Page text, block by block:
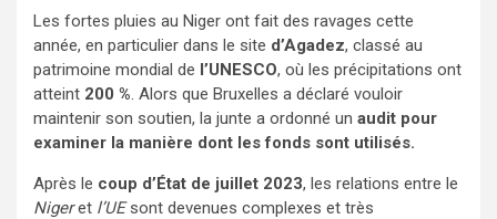
Les fortes pluies au Niger ont fait des ravages cette
année, en particulier dans le site d’Agadez, classé au
patrimoine mondial de l’UNESCO, où les précipitations ont
atteint 200 %. Alors que Bruxelles a déclaré vouloir
maintenir son soutien, la junte a ordonné un audit pour
examiner la manière dont les fonds sont utilisés.
Après le coup d’État de juillet 2023, les relations entre le
Nigeret l’UEsont devenues complexes et très